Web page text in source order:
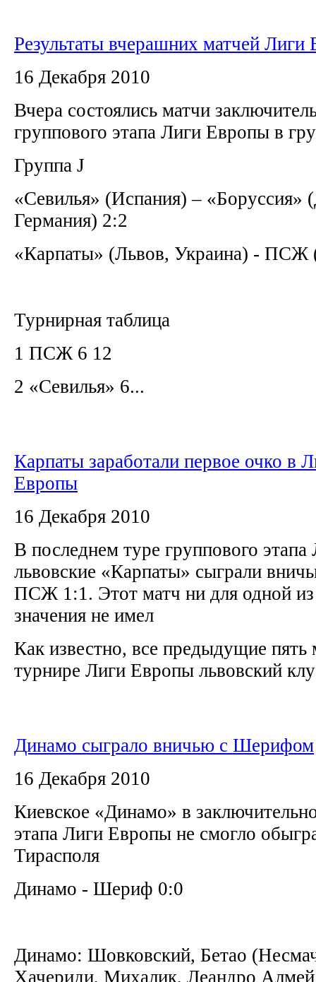
Результаты вчерашних матчей Лиги
16 Декабря 2010
Вчера состоялись матчи
группового этапа Лиги Европы в
Группа J
«Севилья» (Испания) – «Боруссия»
Германия) 2:2
«Карпаты» (Львов, Украина) -
Турнирная таблица
1 ПСЖ 6 12
2 «Севилья» 6...
Карпаты заработали первое очко в
Европы
16 Декабря 2010
В последнем туре группового
львовские «Карпаты» сыграли
ПСЖ 1:1. Этот матч ни для одной из
значения не имел
Как известно, все предыдущие пять
турнире Лиги Европы львовский
Динамо сыграло вничью с Шерифом
16 Декабря 2010
Киевское «Динамо» в
этапа Лиги Европы не смогло
Тирасполя
Динамо - Шериф 0:0
Динамо: Шовковский, Бетао
Хачериди, Михалик, Леандро